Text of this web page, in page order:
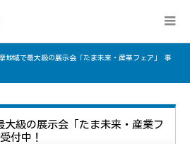
地域で最大級の展示会「たま未来・産業フェア」 事
大級の展示会「たま未来・産業フ
付中！